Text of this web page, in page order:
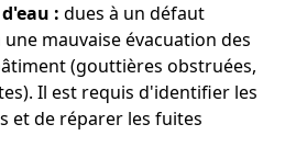
: dues à un défaut
mauvaise évacuation des
(gouttières obstruées,
Il est requis d'identifier les
et de réparer les fuites